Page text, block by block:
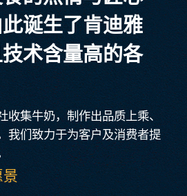
诞生了肯迪雅
术含量高的各
集牛奶，制作出品质上乘、
我们致力于为客户及消费者提